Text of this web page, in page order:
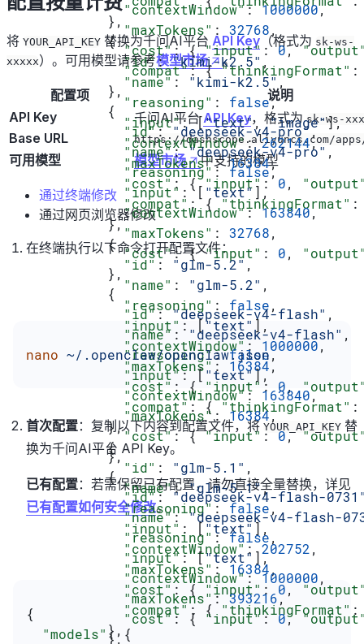
          },
          {
            "id"
: "kimi-k2.5" ,
            "name"
: "kimi-k2.5",
            "reasoning"
: false,
            "input"
: ["text", "image"],
            "contextWindow"
: 262144,
            "maxTokens"
: 16384,
            "cost"
: { "input": 0,
            "compat"
: { "thinkingFormat"
          },
          {
            "id"
: "glm-5.2",
            "name"
: "glm-5.2" ,
            "reasoning"
: false,
            "input"
: ["text" ],
            "contextWindow"
: 1000000,
            "maxTokens"
: 16384,
            "cost"
: { "input" : 0,
            "compat"
: { "thinkingFormat"
          },
          {
            "id"
: "glm-5.1" ,
            "name"
: "glm-5.1",
            "reasoning"
: false,
            "input"
: ["text"],
            "contextWindow"
: 202752 ,
            "maxTokens"
: 16384,
            "cost"
: { "input" : 0,
            "compat"
: { "thinkingFormat"
          },
            "contextWindow"
: 1000000,
            "maxTokens"
: 32768,
            "cost"
: { "input" : 0,
            "compat"
: { "thinkingFormat"
          },
          {
            "id"
: "deepseek-v4-pro",
            "name"
: "deepseek-v4-pro" ,
            "reasoning"
: false,
            "input"
: [ "text"],
            "contextWindow"
: 163840,
            "maxTokens"
: 32768,
            "cost"
: { "input" : 0,
          },
          {
            "id"
: "deepseek-v4-flash" ,
            "name"
: "deepseek-v4-flash" ,
            "reasoning"
: false,
            "input"
: ["text"],
            "contextWindow"
: 163840,
            "maxTokens"
: 16384,
            "cost"
: { "input" : 0,
          },
          {
            "id"
: "deepseek-v4-flash-
            "name"
: "deepseek-v4-flash-
            "reasoning"
: false,
            "input"
: ["text" ],
            "contextWindow"
: 1000000,
            "maxTokens"
: 393216,
            "cost"
: { "input": 0,
          },
将 YOUR_API_KEY 替换为千问AI平台 API Key （格式为 sk-ws-
xxxxx）。可用模型请参考模型市场 。
配置项
说明
API Key
千问AI平台API Key，格式为sk-ws-
Base URL https://dashscope.aliyuncs.com/
可用模型 模型市场 中支持的模型
通过终端修改
通过网页浏览器修改
在终端执行以下命令打开配置文件：
nano ~/.openclaw/openclaw.json
首次配置：复制以下内容到配置文件，将 YOUR_API_KEY 替
换为千问AI平台 API Key。
已有配置：若需保留已有配置，请勿直接全量替换，详见
已有配置如何安全修改。
{
  "models"
: {